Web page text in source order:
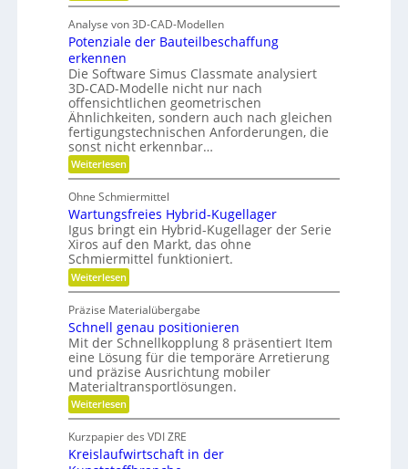
t
zg
g
r
ü
n
d
e
t
n
t
e
g
e
t
r
i
e
b
e
-
a
m
i
l
i
e
F
r
m
r
F
l
e
x
i
b
i
l
i
t
ä
t
Analyse von 3D-CAD-Modellen
Potenziale der Bauteilbeschaffung
erkennen
Die Software Simus Classmate analysiert
3D-CAD-Modelle nicht nur nach
offensichtlichen geometrischen
Ähnlichkeiten, sondern auch nach gleichen
fertigungstechnischen Anforderungen, die
sonst nicht erkennbar…
Weiterlesen:
P
t
e
n
z
i
a
l
e
e
r
B
a
u
t
e
i
l
b
e
s
Ohne Schmiermittel
Wartungsfreies Hybrid-Kugellager
Igus bringt ein Hybrid-Kugellager der Serie
Xiros auf den Markt, das ohne
Schmiermittel funktioniert.
Weiterlesen:
W
r
t
u
n
g
s
f
r
e
e
s
Präzise Materialübergabe
Schnell genau positionieren
Mit der Schnellkopplung 8 präsentiert Item
eine Lösung für die temporäre Arretierung
und präzise Ausrichtung mobiler
Materialtransportlösungen.
Weiterlesen:
S
h
n
Kurzpapier des VDI ZRE
Kreislaufwirtschaft in der